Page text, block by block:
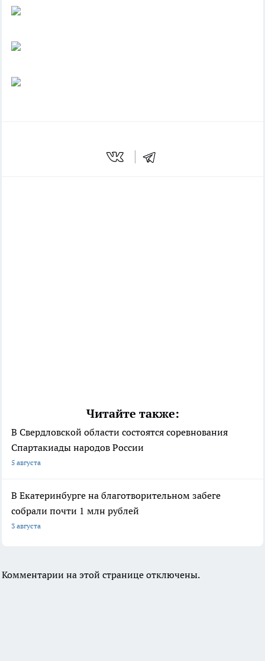
Читайте также:
В Свердловской области состоятся соревнования
Спартакиады народов России
5 августа
В Екатеринбурге на благотворительном забеге
собрали почти 1 млн рублей
3 августа
Комментарии на этой странице отключены.